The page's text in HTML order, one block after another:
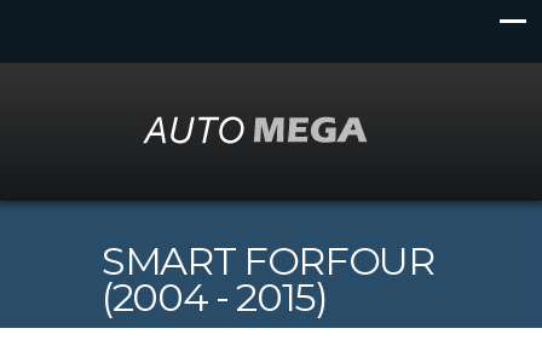
SMART FORFOUR
(2004 - 2015)